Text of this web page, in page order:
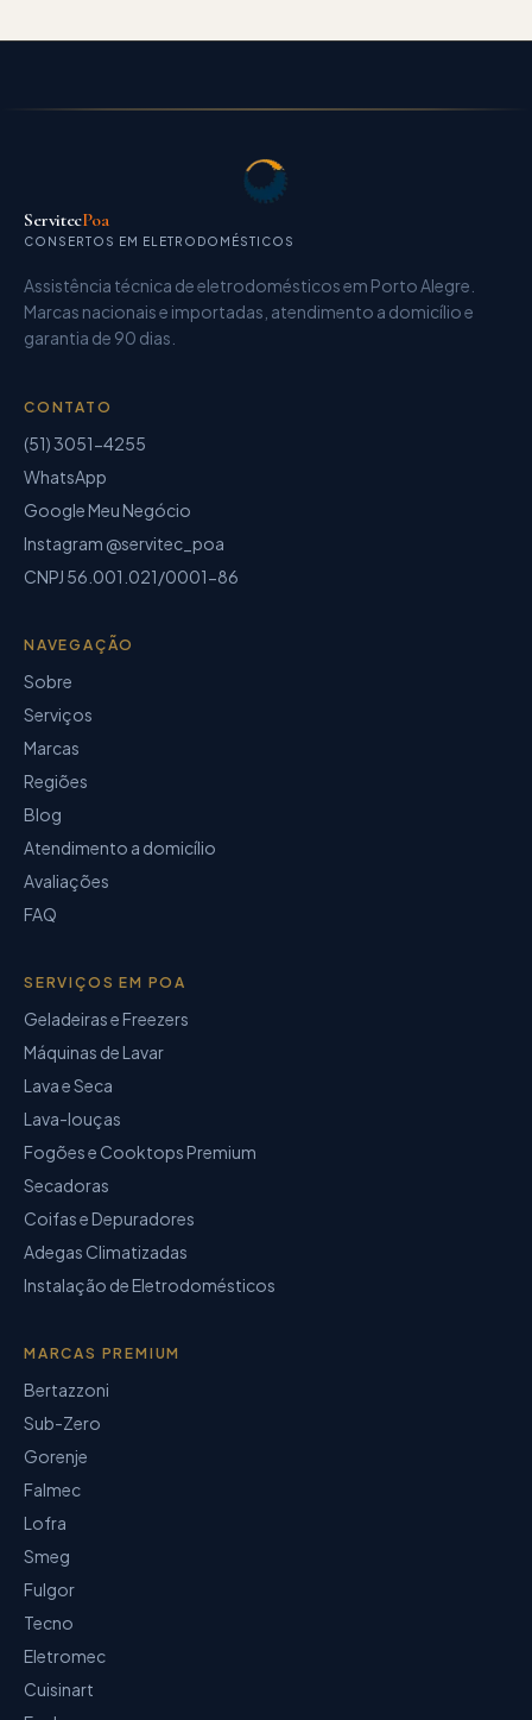
ServitecPoa
CONSERTOS EM ELETRODOMÉSTICOS
Assistência técnica de eletrodomésticosem Porto Alegre.
Marcas nacionais e importadas, atendimento a domicílio e
garantia de 90 dias
CONTATO
(51) 3051-4255
WhatsApp
Google Meu Negócio
Instagram @servitec_poa
CNPJ 56.001.021/0001-86
NAVEGAÇÃO
Sobre
Serviços
Marcas
Regiões
Blog
Atendimento a domicílio
Avaliações
FAQ
SERVIÇOS EM POA
Geladeiras e Freezers
Máquinas de Lavar
Lava e Seca
Lava-louças
Fogões e Cooktops Premium
Secadoras
Coifas e Depuradores
Adegas Climatizadas
Instalação de Eletrodomésticos
MARCAS PREMIUM
Bertazzoni
Sub-Zero
Gorenje
Falmec
Lofra
Smeg
Fulgor
Tecno
Eletromec
Cuisinart